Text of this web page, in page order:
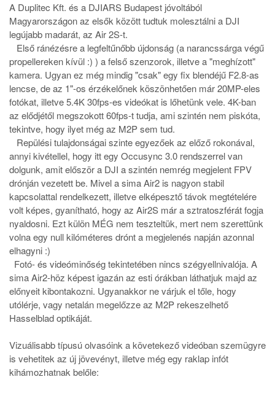
A Duplitec Kft. és a DJIARS Budapest jóvoltából
Magyarországon az elsők között tudtuk molesztálni a DJI
legújabb madarát, az Air 2S-t.
Első ránézésre a legfeltűnőbb újdonság (a narancssárga végű
propellereken kívül :) ) a felső szenzorok, illetve a "meghízott"
kamera. Ugyan ez még mindig "csak" egy fix blendéjű F2.8-as
lencse, de az 1"-os érzékelőnek köszönhetően már 20MP-eles
fotókat, illetve 5.4K 30fps-es videókat is lőhetünk vele. 4K-ban
az elődjétől megszokott 60fps-t tudja, ami szintén nem piskóta,
tekintve, hogy ilyet még az M2P sem tud.
Repülési tulajdonságai szinte egyezőek az előző rokonával,
annyi kivétellel, hogy itt egy Occusync 3.0 rendszerrel van
dolgunk, amit először a DJI a szintén nemrég megjelent FPV
drónján vezetett be. Mivel a sima Air2 is nagyon stabil
kapcsolattal rendelkezett, illetve elképesztő távok megtételére
volt képes, gyanítható, hogy az Air2S már a sztratoszférát fogja
nyaldosni. Ezt külön MÉG nem teszteltük, mert nem szerettünk
volna egy null kilóméteres drónt a megjelenés napján azonnal
elhagyni :)
Fotó- és videóminőség tekintetében nincs szégyellnivalója. A
sima Air2-höz képest igazán az esti órákban láthatjuk majd az
előnyeit kibontakozni. Ugyanakkor ne várjuk el tőle, hogy
utólérje, vagy netalán megelőzze az M2P rekeszelhető
Hasselblad optikáját.
Vizuálisabb típusú olvasóink a követekező videóban szemügyre
is vehetitek az új jövevényt, illetve még egy raklap infót
kihámozhatnak belőle: